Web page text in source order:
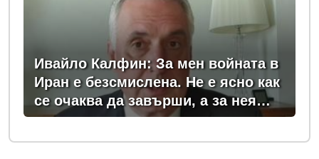
Ивайло Калфин: За мен войната в
Иран е безсмислена. Не е ясно как
се очаква да завърши, а за нея
плащаме всички - и в България, и
в Европа